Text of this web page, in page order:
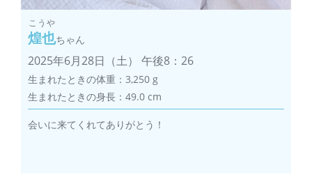
煌也
こうや
ちゃん
2025年6月28日（土） 午後8：26
生まれたときの体重：3,250 g
生まれたときの身長：49.0 cm
会いに来てくれてありがとう！